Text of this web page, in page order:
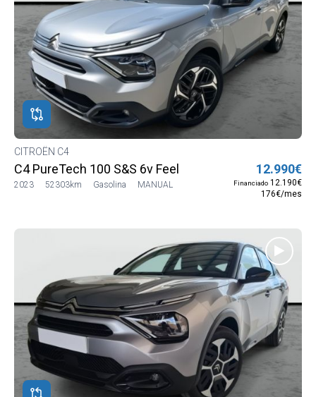
CITROËN C4
C4 PureTech 100 S&S 6v Feel
2023 52303km Gasolina MANUAL
12.990€
Financiado 12.190€
176€/mes